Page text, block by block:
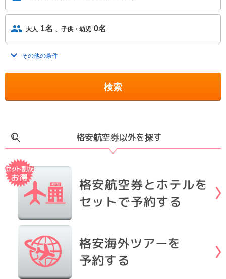
大人 1名 子供・幼児 0名
トグルを開く
その他の条件
検索
格安航空券以外を探す